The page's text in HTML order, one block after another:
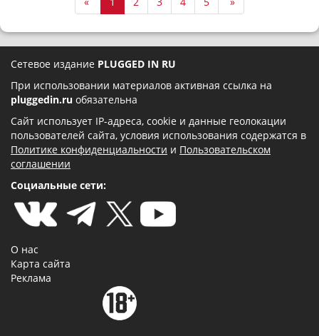
Сетевое издание PLUGGED IN RU
При использовании материалов активная ссылка на
pluggedin.ru обязательна
Сайт использует IP-адреса, cookie и данные геолокации
пользователей сайта, условия использования содержатся в
Политике конфиденциальности и Пользовательском
соглашении
Социальные сети:
О нас
Карта сайта
Реклама